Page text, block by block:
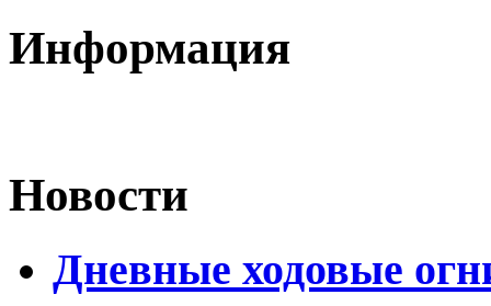
Информация
Новости
Дневные ходовые